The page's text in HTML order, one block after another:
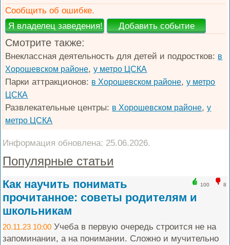
Сообщить об ошибке.
Смотрите также:
Внеклассная деятельность для детей и подростков: в
Хорошевском районе,у метро ЦСКА
Парки аттракционов: в Хорошевском районе,у метро
ЦСКА
Развлекательные центры: в Хорошевском районе,у
метро ЦСКА
Информация обновлена: 25.06.2026.
Популярные статьи
100 8
Как научить понимать
прочитанное: советы родителям и
школьникам
20.11.23 10:00 Учеба в первую очередь строится не на
запоминании, а на понимании. Сложно и мучительно